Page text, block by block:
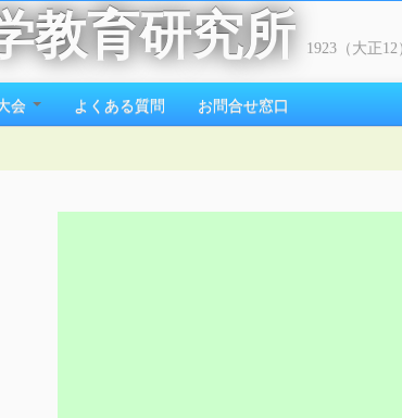
教育研究所 1923（大正
会 よくある質問 お問合せ窓口